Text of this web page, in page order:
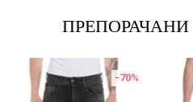
-70%